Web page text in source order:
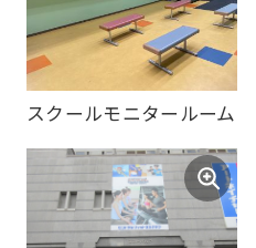
スクールモニタールーム